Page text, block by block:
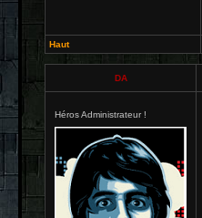
Haut
DA
Héros Administrateur !